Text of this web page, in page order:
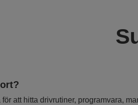
att hitta drivrutiner, programvara,